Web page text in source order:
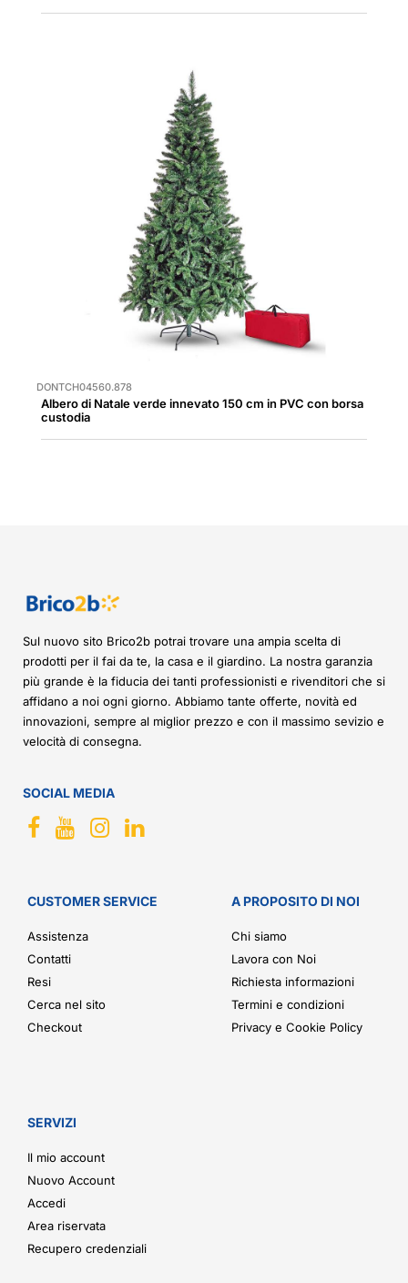
DONTCH04560.878
Albero di Natale verde innevato 150 cm in PVC con borsa
custodia
Sul nuovo sito Brico2b potrai trovare una ampia scelta di
prodotti per il fai da te, la casa e il giardino. La nostra garanzia
più grande è la fiducia dei tanti professionisti e rivenditori che si
affidano a noi ogni giorno. Abbiamo tante offerte, novità ed
innovazioni, sempre al miglior prezzo e con il massimo sevizio e
velocità di consegna.
SOCIAL MEDIA
CUSTOMER SERVICE
Assistenza
Contatti
Resi
Cerca nel sito
Checkout
A PROPOSITO DI NOI
Chi siamo
Lavora con Noi
Richiesta informazioni
Termini e condizioni
Privacy e Cookie Policy
SERVIZI
Il mio account
Nuovo Account
Accedi
Area riservata
Recupero credenziali